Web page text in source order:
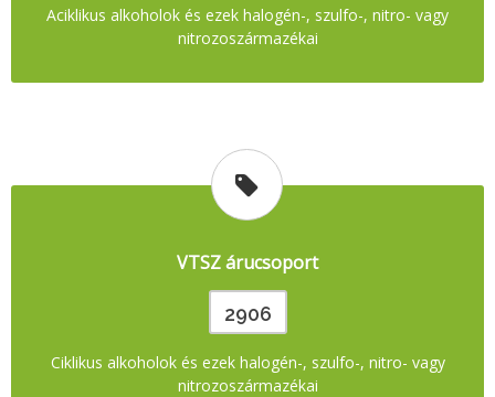
Aciklikus alkoholok és ezek halogén-, szulfo-, nitro- vagy
nitrozoszármazékai
VTSZ árucsoport
2906
Ciklikus alkoholok és ezek halogén-, szulfo-, nitro- vagy
nitrozoszármazékai